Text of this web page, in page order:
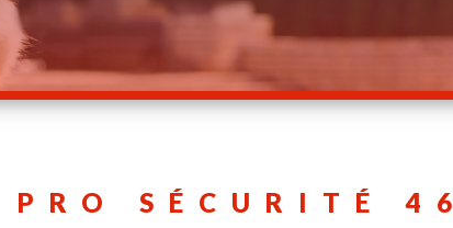
PRO SÉCURITÉ 46